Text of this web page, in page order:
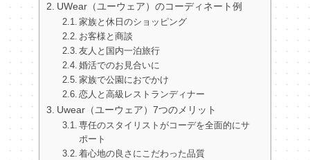
UWear（ユーウェア）のコーディネート例
家族と休日のショッピング
お客様と商談
友人と国内一泊旅行
婚活でのお見合いに
家族で公園におでかけ
恋人と高級レストランディナー
Uwear（ユーウェア）7つのメリット
専任のスタイリストがコーデを全面的にサ
ポート
着心地の良さにこだわった品質